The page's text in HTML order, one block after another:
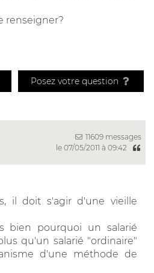
renseigner?
Posez votre question
11609 messages
le 07/05/2011 à 09:42
il doit s'agir d'une vieille
bien pourquoi un salarié
qu'un salarié "ordinaire"
d'une méthode de